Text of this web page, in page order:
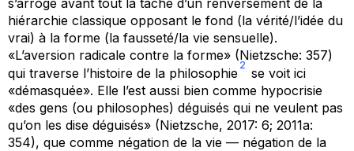
s’arroge avant tout la tâche d’un renversement de la
hiérarchie classique opposant le fond (la vérité/l’idée du
vrai) à la forme (la fausseté/la vie sensuelle).
«L’aversion radicale contre la forme» (Nietzsche: 357)
qui traverse l’histoire de la philosophie
2
se voit ici
«démasquée». Elle l’est aussi bien comme hypocrisie
«des gens (ou philosophes) déguisés qui ne veulent pas
qu’on les dise déguisés» (Nietzsche, 2017: 6; 2011a:
354), que comme négation de la vie — négation de la